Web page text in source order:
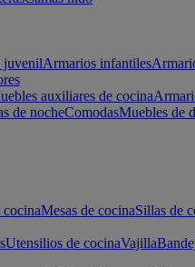
juvenilArmarios infantiles
auxiliares de cocina
de nocheComodasMuebles de
cocinaMesas de cocinaSillas de
Utensilios de cocinaVajilla